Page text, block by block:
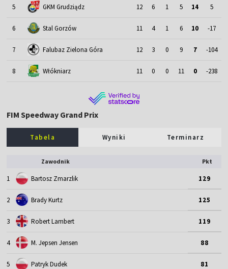
5 GKM Grudziądz 12 6 1 5 14 5
6 Stal Gorzów 11 4 1 6 10 -17
7 Falubaz Zielona Góra 12 3 0 9 7 -104
8 Włókniarz 11 0 0 11 0 -238
FIM Speedway Grand Prix
Tabela Wyniki Terminarz
Zawodnik Pkt
1 Bartosz Zmarzlik 129
2 Brady Kurtz 125
3 Robert Lambert 119
4 M. Jepsen Jensen 88
5 Patryk Dudek 81